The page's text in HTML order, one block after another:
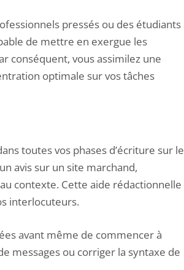
pressés ou des étudiants
de mettre en exergue les
conséquent, vous assimilez une
optimale sur vos tâches
toutes vos phases d’écriture sur le
avis sur un site marchand,
contexte. Cette aide rédactionnelle
interlocuteurs.
avant même de commencer à
messages ou corriger la syntaxe de